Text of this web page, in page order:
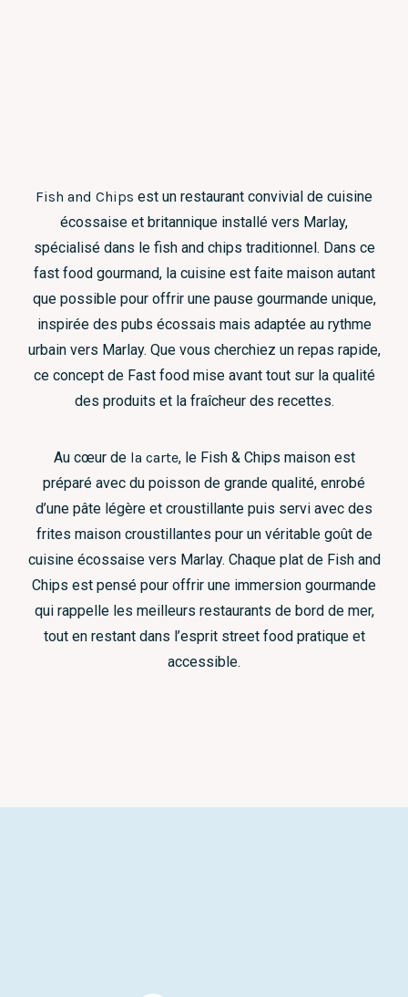
Fish and Chips est un restaurant convivial de cuisine
écossaise et britannique installé vers Marlay,
spécialisé dans le fish and chips traditionnel. Dans ce
fast food gourmand, la cuisine est faite maison autant
que possible pour offrir une pause gourmande unique,
inspirée des pubs écossais mais adaptée au rythme
urbain vers Marlay. Que vous cherchiez un repas rapide,
ce concept de Fast food mise avant tout sur la qualité
des produits et la fraîcheur des recettes.
Au cœur de la carte, le Fish & Chips maison est
préparé avec du poisson de grande qualité, enrobé
d’une pâte légère et croustillante puis servi avec des
frites maison croustillantes pour un véritable goût de
cuisine écossaise vers Marlay. Chaque plat de Fish and
Chips est pensé pour offrir une immersion gourmande
qui rappelle les meilleurs restaurants de bord de mer,
tout en restant dans l’esprit street food pratique et
accessible.